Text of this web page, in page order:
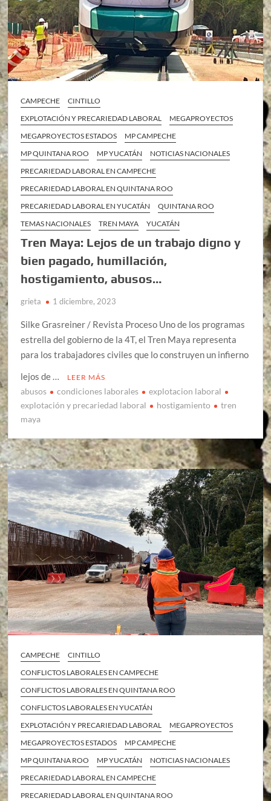
CAMPECHE
CINTILLO
EXPLOTACIÓN Y PRECARIEDAD LABORAL
MEGAPROYECTOS
MEGAPROYECTOS ESTADOS
MP CAMPECHE
MP QUINTANA ROO
MP YUCATÁN
NOTICIAS NACIONALES
PRECARIEDAD LABORAL EN CAMPECHE
PRECARIEDAD LABORAL EN QUINTANA ROO
PRECARIEDAD LABORAL EN YUCATÁN
QUINTANA ROO
TEMAS NACIONALES
TREN MAYA YUCATÁN
Tren Maya: Lejos de un trabajo digno y
bien pagado, humillación,
hostigamiento, abusos…
grieta 1 diciembre, 2023
Silke Grasreiner / Revista Proceso Uno de los programas
estrella del gobierno de la 4T, el Tren Maya representa
para los trabajadores civiles que lo construyen un infierno
lejos de …
LEER MÁS
abusos condiciones laborales
explotacion laboral
explotación y precariedad laboral
hostigamiento
tren
maya
CAMPECHE
CINTILLO
CONFLICTOS LABORALES EN CAMPECHE
CONFLICTOS LABORALES EN QUINTANA ROO
CONFLICTOS LABORALES EN YUCATÁN
EXPLOTACIÓN Y PRECARIEDAD LABORAL
MEGAPROYECTOS
MEGAPROYECTOS ESTADOS
MP CAMPECHE
MP QUINTANA ROO
MP YUCATÁN
NOTICIAS NACIONALES
PRECARIEDAD LABORAL EN CAMPECHE
PRECARIEDAD LABORAL EN QUINTANA ROO